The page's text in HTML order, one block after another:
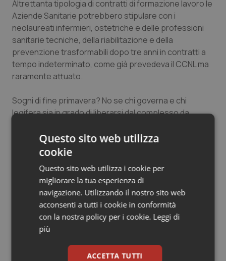
Salute orale & impianti
Sangue & coagulazione
Tiroide
Tumore ovarico
Tumori del Polmone & Testa Collo
Tumori gastrointestinali
Ulcera & Reflusso
Vaccini
Altrettanta tipologia di contratti di formazione lavoro le
Aziende Sanitarie potrebbero stipulare con i
neolaureati infermieri, ostetriche e delle professioni
sanitarie tecniche, della riabilitazione e della
prevenzione trasformabili dopo tre anni in contratti a
tempo indeterminato, come già prevedeva il CCNL ma
raramente attuato.
Sogni di fine primavera? No se chi governa e chi
legifera sia in grado di liberarsi dal complesso da
Servizio Sanitario Nazionale esercita parimenti funzioni
di prevenzione, cura e riabilitazione e allo stesso
attività di formazione e docenza, anche universitaria.
Saverio Proia
19 Maggio 2020
© Riproduzione riservata
Questo sito web utilizza
cookie
Questo sito web utilizza i cookie per
migliorare la tua esperienza di
navigazione. Utilizzando il nostro sito web
acconsenti a tutti i cookie in conformità
con la nostra policy per i cookie. Leggi di
più
ACCETTA TUTTI